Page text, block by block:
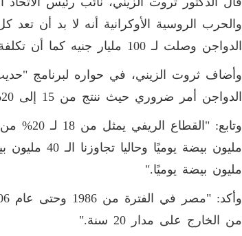
قال الدكتور ثروت الزيني، نائب رئيس الاتحاد
والحرب الروسية الأوكرانية أنه لا بد أن
الدواجن وصلت لـ 100 مليار جنيه كما أن تكلفة فرصة العمل رخيصة وتبلغ 30 ألف جنيه
وأضاف ثروت الزيني، في حواره لبرنامج
الدواجن أمر ضروري حيث ننتج من 15 إلى 20% من احتياجاتنا
مليون بيضة يوميًا".
من الخارج على مدار 20 سنة
".